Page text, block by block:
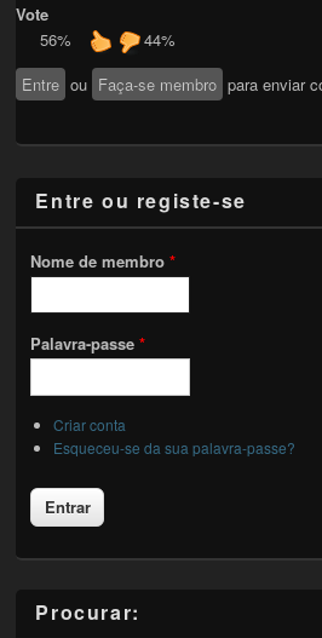
Vote
56%
44%
Entre ou Faça-se membro para enviar
Entre ou registe-se
Nome de membro*
Palavra-passe*
Criar conta
Esqueceu-se da sua palavra-passe?
Procurar: